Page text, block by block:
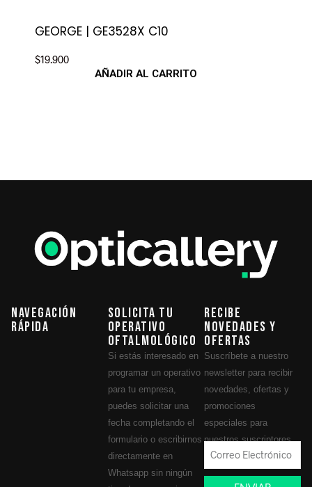
GEORGE | GE3528X C10
$19.900
AÑADIR AL CARRITO
Navegación
Rápida
Solicita tu
operativo
oftalmológico
Si estás interesado en
programar un operativo
para tu empresa,
puedes solicitar una
fecha completando el
formulario o escribirnos
directamente en
Whatsapp sin ningún
Recibe
novedades y
ofertas
Suscríbete a nuestro
newsletter para recibir
novedades, ofertas y
promociones
especiales para
nuestros suscriptores.